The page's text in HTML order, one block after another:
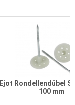
Ejot Rondellendübel
100 mm